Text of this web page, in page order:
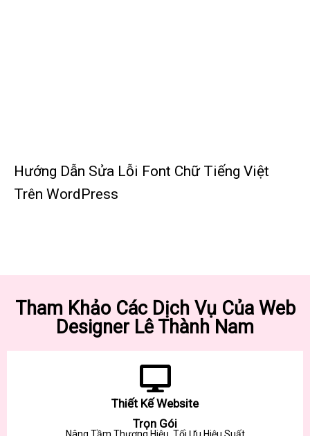
Hướng Dẫn Sửa Lỗi Font Chữ Tiếng Việt
Trên WordPress
Tham Khảo Các Dịch Vụ Của Web
Designer Lê Thành Nam
Thiết Kế Website
Trọn Gói